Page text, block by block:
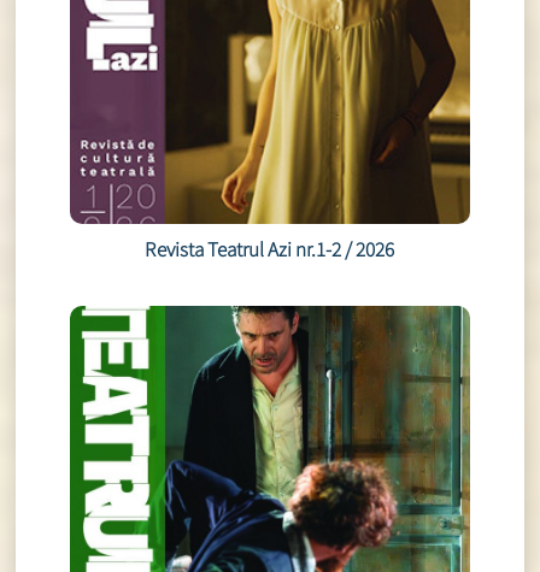
Revista Teatrul Azi nr.1-2 / 2026